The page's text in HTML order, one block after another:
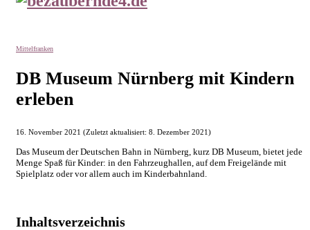
Mittelfranken
DB Museum Nürnberg mit Kindern
erleben
16. November 2021 (Zuletzt aktualisiert: 8. Dezember 2021)
Das Museum der Deutschen Bahn in Nürnberg, kurz DB Museum, bietet jede
Menge Spaß für Kinder: in den Fahrzeughallen, auf dem Freigelände mit
Spielplatz oder vor allem auch im Kinderbahnland.
Inhaltsverzeichnis